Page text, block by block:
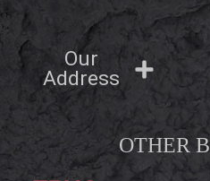
Our
Address
OTHER